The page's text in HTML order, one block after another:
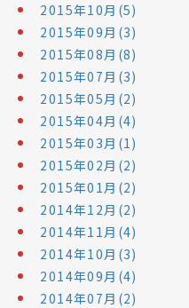
2015年10月(5)
2015年09月(3)
2015年08月(8)
2015年07月(3)
2015年05月(2)
2015年04月(4)
2015年03月(1)
2015年02月(2)
2015年01月(2)
2014年12月(2)
2014年11月(4)
2014年10月(3)
2014年09月(4)
2014年07月(2)